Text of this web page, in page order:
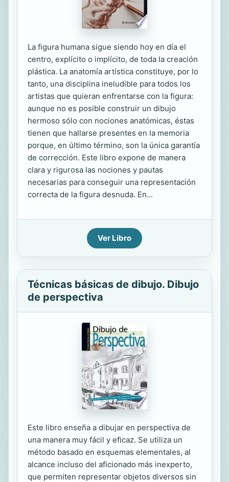
La figura humana sigue siendo hoy en día el
centro, explícito o implícito, de toda la creación
plástica. La anatomía artística constituye, por lo
tanto, una disciplina ineludible para todos los
artistas que quieran enfrentarse con la figura:
aunque no es posible construir un dibujo
hermoso sólo con nociones anatómicas, éstas
tienen que hallarse presentes en la memoria
porque, en último término, son la única garantía
de corrección. Este libro expone de manera
clara y rigurosa las nociones y pautas
necesarias para conseguir una representación
correcta de la figura desnuda. En...
Ver Libro
Técnicas básicas de dibujo. Dibujo
de perspectiva
Este libro enseña a dibujar en perspectiva de
una manera muy fácil y eficaz. Se utiliza un
método basado en esquemas elementales, al
alcance incluso del aficionado más inexperto,
que permiten representar objetos diversos sin